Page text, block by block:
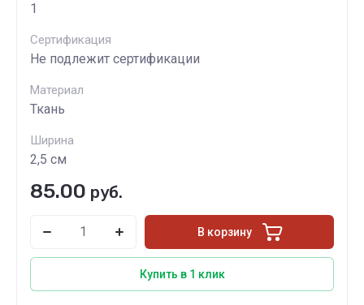
1
Сертификация
Не подлежит сертификации
Материал
Ткань
Ширина
2,5 см
85.00 руб.
В корзину
Купить в 1 клик